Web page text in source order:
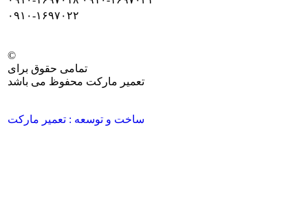
۰۹۱۰-۱۶۹۷۰۲۲
©
تمامی حقوق برای
تعمیر مارکت محفوظ می باشد
ساخت و توسعه : تعمیر مارکت